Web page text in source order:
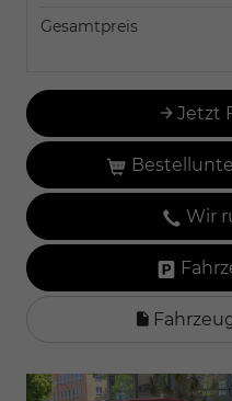
Gesamtpreis
Jetzt
Wir